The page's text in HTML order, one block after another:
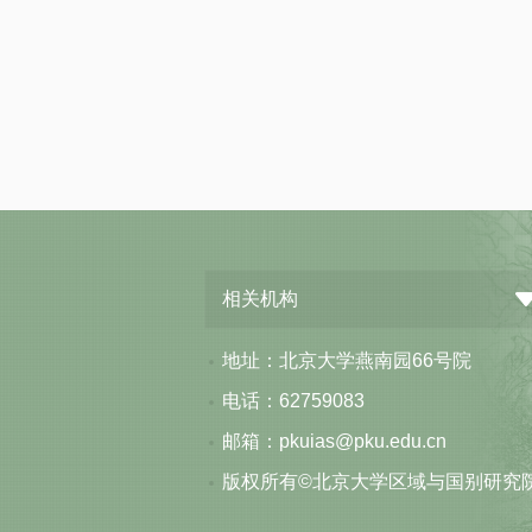
相关机构
地址：北京大学燕南园66号院
电话：62759083
邮箱：pkuias@pku.edu.cn
版权所有©北京大学区域与国别研究